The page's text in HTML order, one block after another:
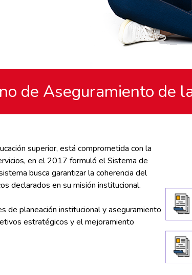
de Aseguramiento de
superior, está comprometida con la
en el 2017 formuló el Sistema de
busca garantizar la coherencia del
declarados en su misión institucional.
de planeación institucional y aseguramiento
estratégicos y el mejoramiento